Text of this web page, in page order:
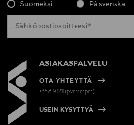
Suomeksi På svenska
ASIAKASPALVELU
OTA YHTEYTTÄ
+358 9 1211(pvm/mpm)
USEIN KYSYTTYÄ